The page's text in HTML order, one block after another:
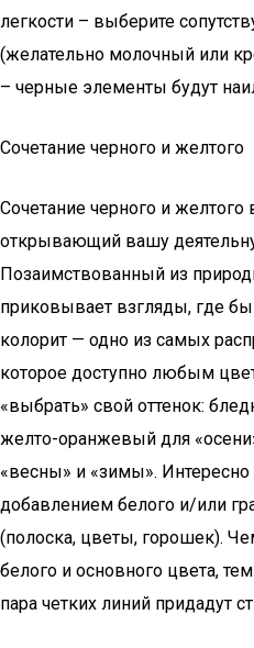
легкости – выберите
(желательно молочный или
– черные элементы будут
Сочетание черного и желтого
Сочетание черного и
открывающий вашу
Позаимствованный из
приковывает взгляды, где
колорит — одно из самых
которое доступно любым
«выбрать» свой оттенок:
желто-оранжевый для
«весны» и «зимы». Интересно
добавлением белого и/или
(полоска, цветы, горошек).
белого и основного цвета,
пара четких линий придадут